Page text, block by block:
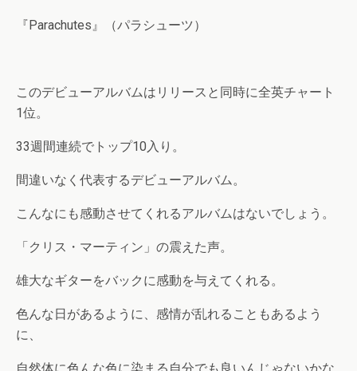
『Parachutes』（パラシューツ）
このデビューアルバムはリリースと同時に全英チャート
1位。
33週間連続でトップ10入り。
間違いなく代表するデビューアルバム。
こんなにも感動させてくれるアルバムはないでしょう。
「クリス・マーティン」の震えた声。
雄大なギターをバックに感動を与えてくれる。
色んな日があるように、感情が乱れることもあるよう
に、